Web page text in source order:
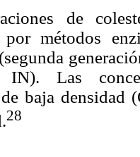
de
por métodos
IN). Las
baja densidad
28